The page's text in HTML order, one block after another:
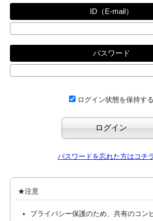
ID（E-mail）
パスワード
ログイン状態を保持する
パスワードを忘れた方はコチ
★注意
プライバシー保護のため、共有のコン